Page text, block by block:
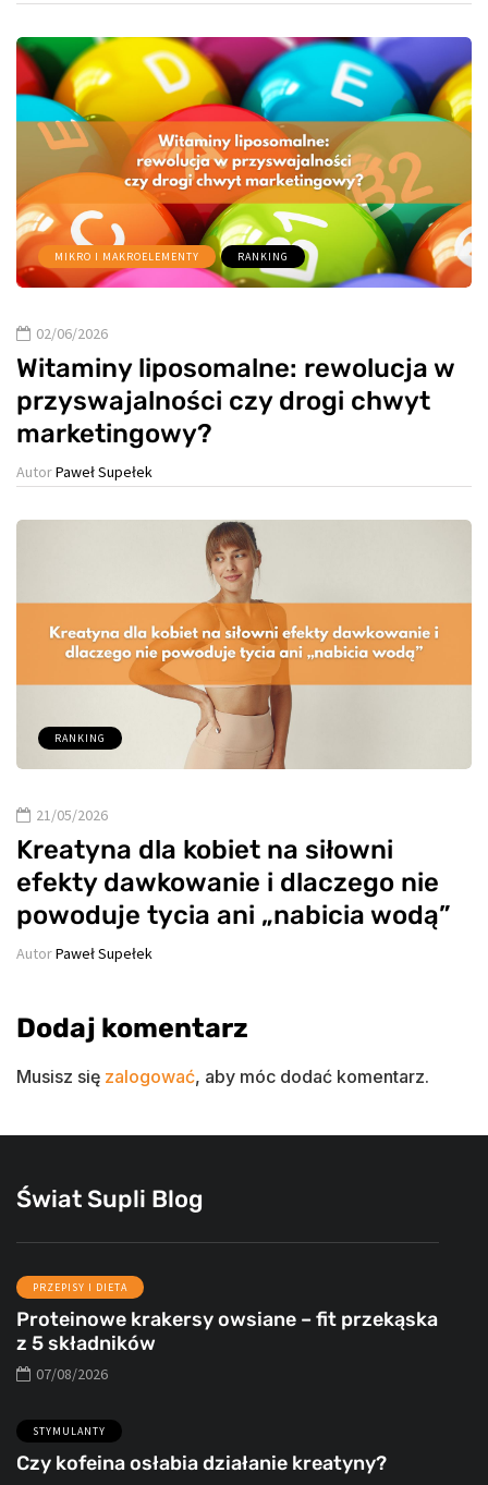
MIKRO I MAKROELEMENTY RANKING
02/06/2026
Witaminy liposomalne: rewolucja w
przyswajalności czy drogi chwyt
marketingowy?
AutorPaweł Supełek
RANKING
21/05/2026
Kreatyna dla kobiet na siłowni
efekty dawkowanie i dlaczego nie
powoduje tycia ani „nabicia wodą”
AutorPaweł Supełek
Dodaj komentarz
Musisz się zalogować, aby móc dodać komentarz.
Świat Supli Blog
PRZEPISY I DIETA
Proteinowe krakersy owsiane – fit przekąska
z 5 składników
07/08/2026
STYMULANTY
Czy kofeina osłabia działanie kreatyny?